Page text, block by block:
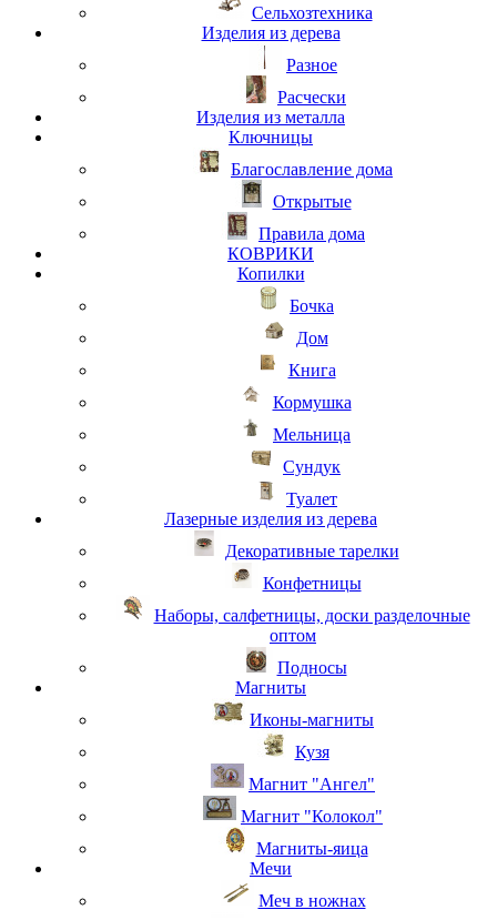
Сельхозтехника
Изделия из дерева
Разное
Расчески
Изделия из металла
Ключницы
Благославление дома
Открытые
Правила дома
КОВРИКИ
Копилки
Бочка
Дом
Книга
Кормушка
Мельница
Сундук
Туалет
Лазерные изделия из дерева
Декоративные тарелки
Конфетницы
Наборы, салфетницы, доски разделочные
оптом
Подносы
Магниты
Иконы-магниты
Кузя
Магнит "Ангел"
Магнит "Колокол"
Магниты-яица
Мечи
Меч в ножнах